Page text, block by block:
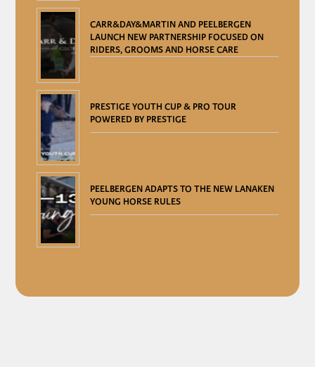
CARR&DAY&MARTIN AND PEELBERGEN
LAUNCH NEW PARTNERSHIP FOCUSED ON
RIDERS, GROOMS AND HORSE CARE
PRESTIGE YOUTH CUP & PRO TOUR
POWERED BY PRESTIGE
PEELBERGEN ADAPTS TO THE NEW LANAKEN
YOUNG HORSE RULES